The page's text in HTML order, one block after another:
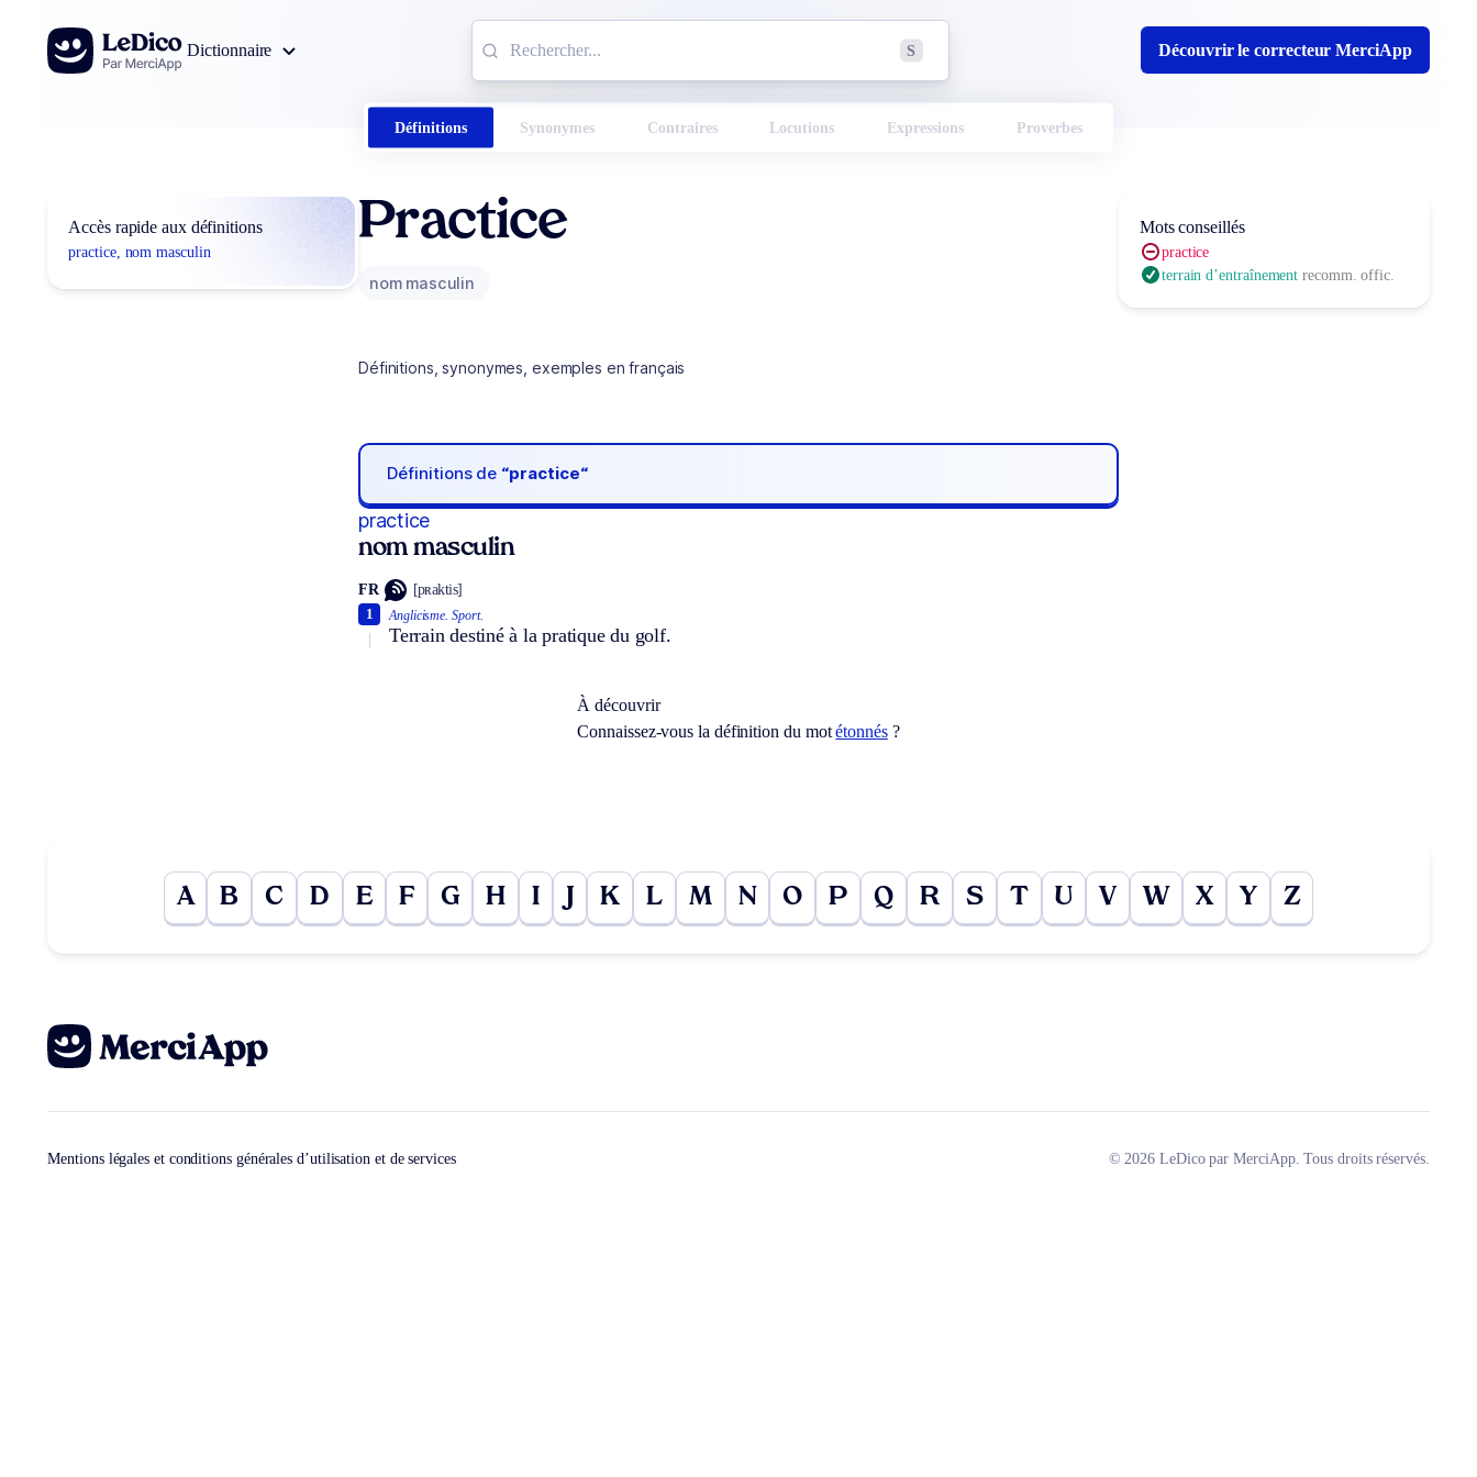
Aller au contenu
Dictionnaire
S Découvrir le correcteur MerciApp
Définitions Synonymes Contraires Locutions Expressions Proverbes
Accès rapide aux définitions
practice, nom masculin
Practice
nom masculin
Définitions, synonymes, exemples en français
Définitions de “practice“
practice
nom masculin
FR [pʀaktis]
Anglicisme. Sport.
Terrain destiné à la pratique du golf.
1
À découvrir
Connaissez-vous la définition du motétonnés?
Mots conseillés
practice
terrain d’entraînementrecomm. offic.
A B C D E F G H I K L M N O P Q R S T U V W X Y Z
Mentions légales et conditions générales d’utilisation et de services © 2026 LeDico par MerciApp. Tous droits réservés.